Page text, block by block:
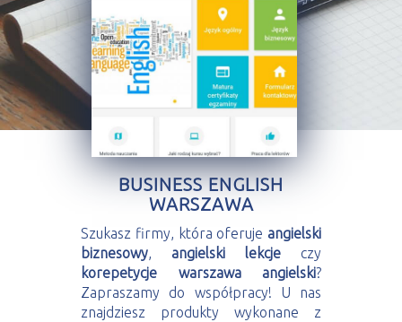
BUSINESS ENGLISH
WARSZAWA
Szukasz firmy, która oferuje angielski
biznesowy
angielski lekcje czy
korepetycje warszawa angielski?
Zapraszamy do współpracy! U nas
znajdziesz produkty wykonane z